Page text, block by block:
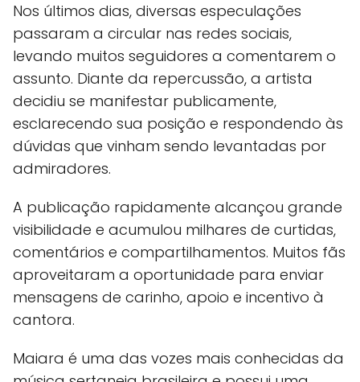
Nos últimos dias, diversas especulações
passaram a circular nas redes sociais,
levando muitos seguidores a comentarem o
assunto. Diante da repercussão, a artista
decidiu se manifestar publicamente,
esclarecendo sua posição e respondendo às
dúvidas que vinham sendo levantadas por
admiradores.
A publicação rapidamente alcançou grande
visibilidade e acumulou milhares de curtidas,
comentários e compartilhamentos. Muitos fãs
aproveitaram a oportunidade para enviar
mensagens de carinho, apoio e incentivo à
cantora.
Maiara é uma das vozes mais conhecidas da